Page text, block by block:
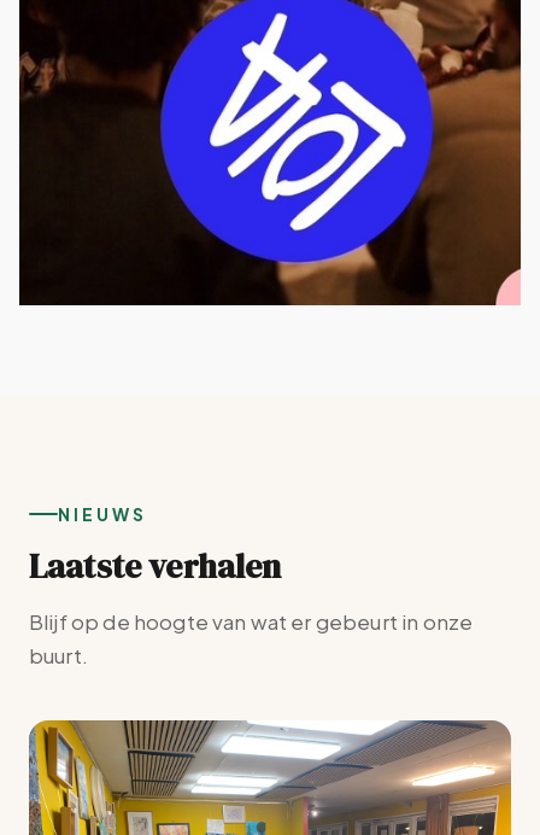
NIEUWS
Laatste verhalen
Blijf op de hoogte van wat er gebeurt in onze
buurt.